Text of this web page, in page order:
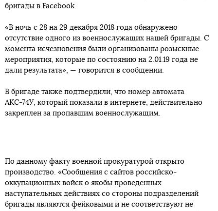
бригады в Facebook.
«В ночь с 28 на 29 декабря 2018 года обнаружено
отсутствие одного из военнослужащих нашей бригады. С
момента исчезновения были организованы розыскные
мероприятия, которые по состоянию на 2.01.19 года не
дали результата», — говорится в сообщении.
В бригаде также подтвердили, что номер автомата
АКС-74У, который показали в интернете, действительно
закреплен за пропавшим военнослужащим.
По данному факту военной прокуратурой открыто
производство. «Сообщения с сайтов российско-
оккупационных войск о якобы проведенных
наступательных действиях со стороны подразделений
бригады являются фейковыми и не соответствуют не